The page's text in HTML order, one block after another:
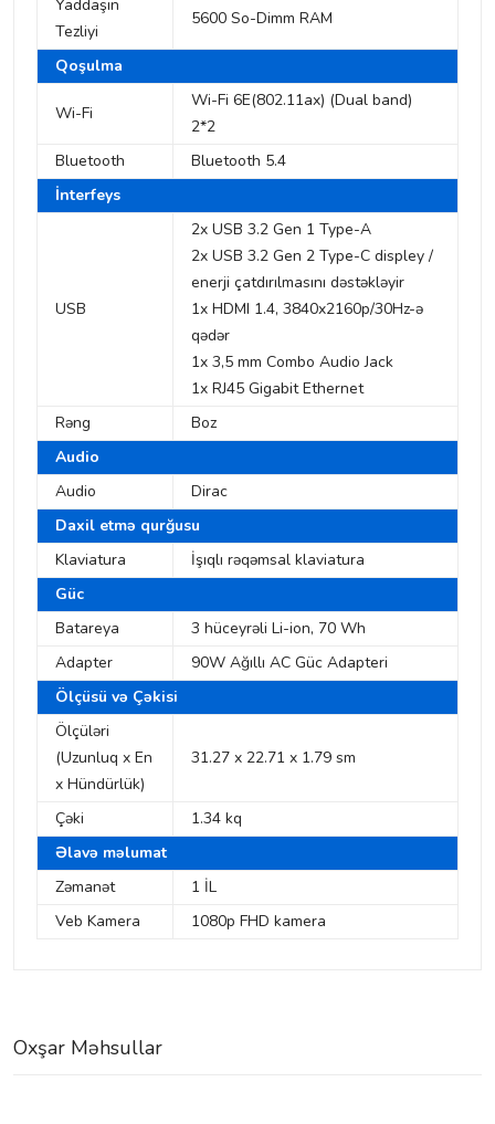
Yaddaşın
Tezliyi
5600 So-Dimm RAM
Qoşulma
Wi-Fi
Wi-Fi 6E(802.11ax) (Dual band)
2*2
Bluetooth
Bluetooth 5.4
İnterfeys
USB
2x USB 3.2 Gen 1 Type-A
2x USB 3.2 Gen 2 Type-C displey /
enerji çatdırılmasını dəstəkləyir
1x HDMI 1.4, 3840x2160p/30Hz-ə
qədər
1x 3,5 mm Combo Audio Jack
1x RJ45 Gigabit Ethernet
Rəng
Boz
Audio
Audio
Dirac
Daxil etmə qurğusu
Klaviatura
İşıqlı rəqəmsal klaviatura
Güc
Batareya
3 hüceyrəli Li-ion, 70 Wh
Adapter
90W Ağıllı AC Güc Adapteri
Ölçüsü və Çəkisi
Ölçüləri
(Uzunluq x En
x Hündürlük)
31.27 x 22.71 x 1.79 sm
Çəki
1.34 kq
Əlavə məlumat
Zəmanət
1 İL
Veb Kamera
1080p FHD kamera
Oxşar Məhsullar